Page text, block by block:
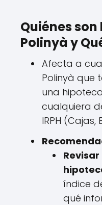
Quiénes
Polinyà y
Afecta a
Polinyà que
una
cualquiera
IRPH
índice
qué